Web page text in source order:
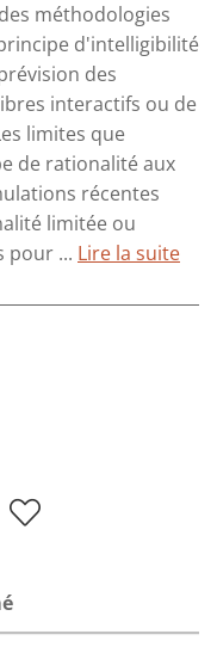
méthodologies
d'intelligibilité
des
interactifs ou de
limites que
de rationalité aux
récentes
limitée ou
pour ... Lire la suite